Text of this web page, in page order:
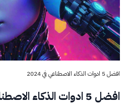
الاصطناعي في 2024